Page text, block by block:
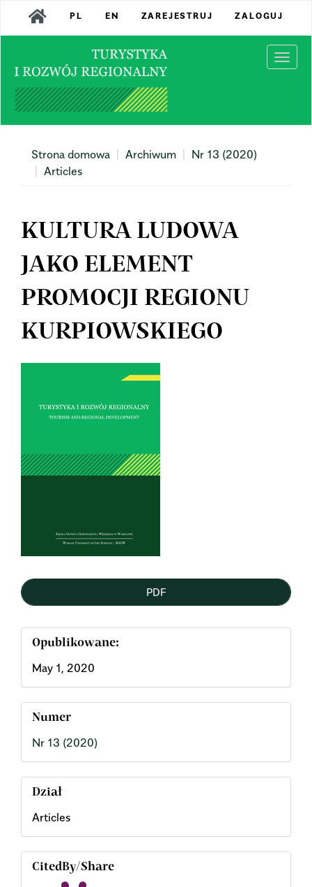
Main
Navigation
Sidebar
PL EN ZAREJESTRUJ ZALOGUJ
Strona domowa Archiwum
Nr 13 (2020)
Articles
KULTURA LUDOWA
JAKO ELEMENT
PROMOCJI REGIONU
KURPIOWSKIEGO
Sidebar
PDF
Opublikowane:
May 1, 2020
Numer
Nr 13 (2020)
Dział
Articles
CitedBy/Share